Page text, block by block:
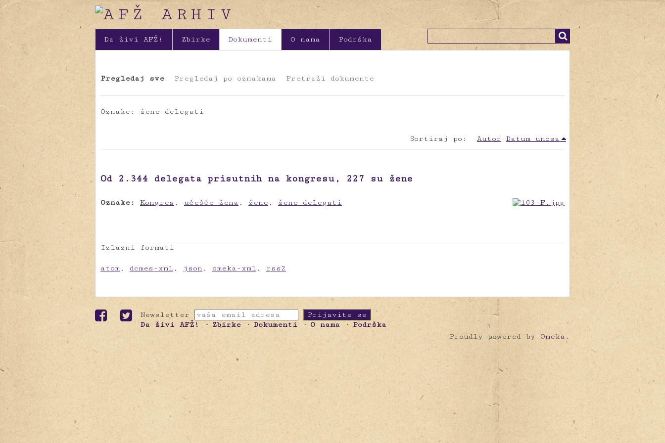
Da živi AFŽ! Zbirke Dokumenti O nama Podrška
Pregledaj sve Pregledaj po oznakama Pretraži dokumente
Oznake: žene delegati
Sortiraj po: Autor Datum unosa
Od 2.344 delegata prisutnih na kongresu, 227 su žene
Oznake: Kongres , učešće žena , žene , žene delegati
Izlazni formati
atom , dcmes-xml , json , omeka-xml , rss2
Newsletter
Da živi AFŽ!
Zbirke Dokumenti O nama
Podrška
Proudly powered byOmeka .